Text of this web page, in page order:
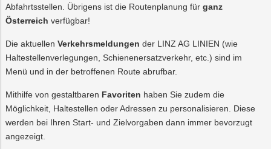
Abfahrtsstellen. Übrigens ist die Routenplanung für ganz
Österreich verfügbar!
Die aktuellen Verkehrsmeldungen der LINZ AG LINIEN (wie
Haltestellenverlegungen, Schienenersatzverkehr, etc.) sind im
Menü und in der betroffenen Route abrufbar.
Mithilfe von gestaltbaren Favoriten haben Sie zudem die
Möglichkeit, Haltestellen oder Adressen zu personalisieren. Diese
werden bei Ihren Start- und Zielvorgaben dann immer bevorzugt
angezeigt.